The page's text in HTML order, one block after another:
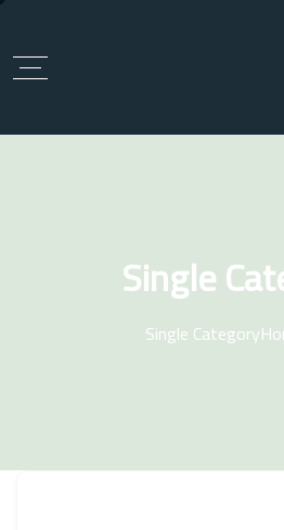
Single
Single Category